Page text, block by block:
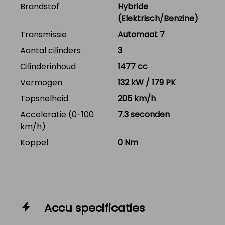
Brandstof
Hybride
(Elektrisch/Benzine)
Transmissie
Automaat 7
Aantal cilinders
3
Cilinderinhoud
1477 cc
Vermogen
132 kW / 179 PK
Topsnelheid
205 km/h
Acceleratie (0-100
km/h)
7.3 seconden
Koppel 0 Nm
Accu specificaties